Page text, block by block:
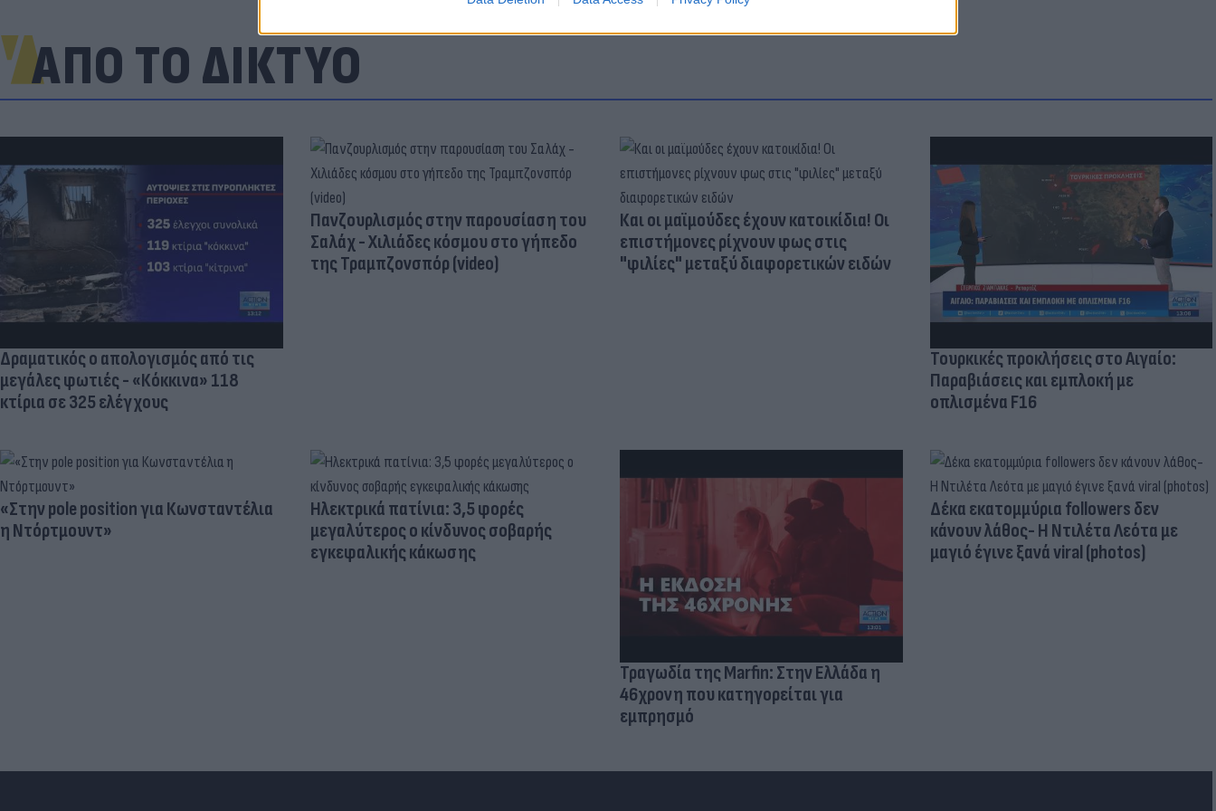
ΑΠΟ ΤΟ ΔΙΚΤΥΟ
Δραματικός ο απολογισμός από τις
μεγάλες φωτιές - «Κόκκινα» 118
κτίρια σε 325 ελέγχους
Πανζουρλισμός στην παρουσίαση του
Σαλάχ - Χιλιάδες κόσμου στο γήπεδο
της Τραμπζονσπόρ (video)
Και οι μαϊμούδες έχουν κατοικίδια! Οι
επιστήμονες ρίχνουν φως στις
"φιλίες" μεταξύ διαφορετικών ειδών
Τουρκικές προκλήσεις στο Αιγαίο:
Παραβιάσεις και εμπλοκή με
οπλισμένα F16
«Στην pole position για Κωνσταντέλια
η Ντόρτμουντ»
Ηλεκτρικά πατίνια: 3,5 φορές
μεγαλύτερος ο κίνδυνος σοβαρής
εγκεφαλικής κάκωσης
Τραγωδία της Marfin: Στην Ελλάδα η
46χρονη που κατηγορείται για
εμπρησμό
Δέκα εκατομμύρια followers δεν
κάνουν λάθος- Η Ντιλέτα Λεότα με
μαγιό έγινε ξανά viral (photos)